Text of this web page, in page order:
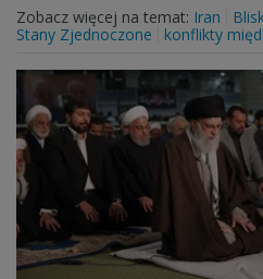
Zobacz więcej na temat: Iran
Stany Zjednoczone
konflikty